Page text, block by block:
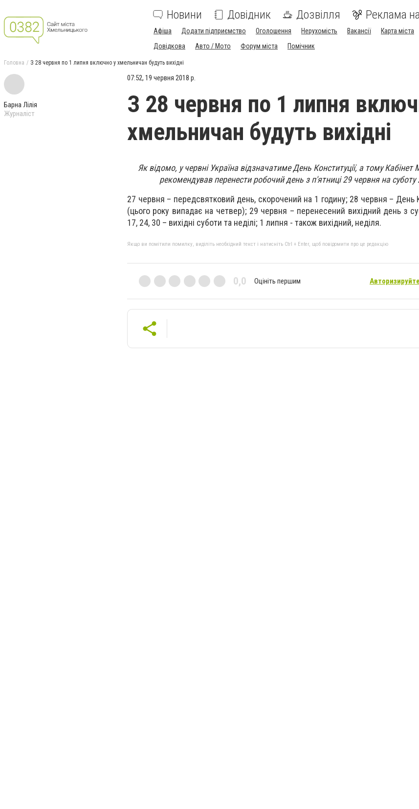
Новини Довідник Дозвілля Реклама
Афіша Додати підприємство Оголошення Нерухомість Вакансії Карта міста
Довідкова
Авто / Мото Форум міста Помічник
Головна З 28 червня по 1 липня включно у хмельничан будуть вихідні
Барна Лілія
Журналіст
07:52, 19 червня 2018 р.
З 28 червня по 1 липня
хмельничан будуть вихідні
Як відомо, у червні Україна відзначатиме День Конституції, а тому Кабінет
рекомендував перенести робочий день з п'ятниці 29 червня на суботу
27 червня – передсвятковий день, скорочений на 1 годину; 28 червня – День
(цього року випадає на четвер); 29 червня – перенесений вихідний день з
17, 24, 30 – вихідні суботи та неділі; 1 липня - також вихідний, неділя.
Якщо ви помітили помилку, виділіть необхідний текст і натисніть Ctrl + Enter, щоб повідомити про це редакцію
0,0 Оцініть першим